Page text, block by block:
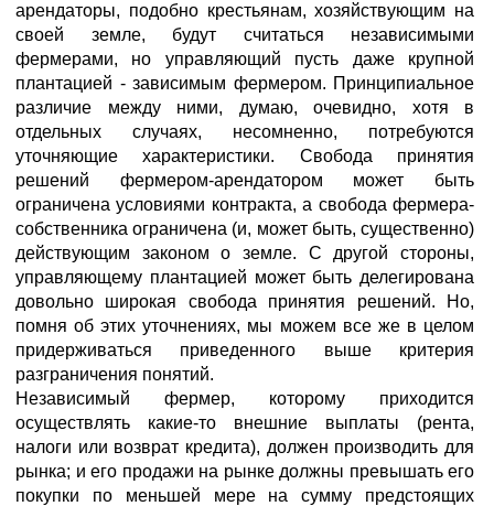
арендаторы, подобно крестьянам, хозяйствующим на
своей земле, будут считаться независимыми
фермерами, но управляющий пусть даже крупной
плантацией - зависимым фермером. Принципиальное
различие между ними, думаю, очевидно, хотя в
отдельных случаях, несомненно, потребуются
уточняющие характеристики. Свобода принятия
решений фермером-арендатором может быть
ограничена условиями контракта, а свобода фермера-
собственника ограничена (и, может быть, существенно)
действующим законом о земле. С другой стороны,
управляющему плантацией может быть делегирована
довольно широкая свобода принятия решений. Но,
помня об этих уточнениях, мы можем все же в целом
придерживаться приведенного выше критерия
разграничения понятий.
Независимый фермер, которому приходится
осуществлять какие-то внешние выплаты (рента,
налоги или возврат кредита), должен производить для
рынка; и его продажи на рынке должны превышать его
покупки по меньшей мере на сумму предстоящих